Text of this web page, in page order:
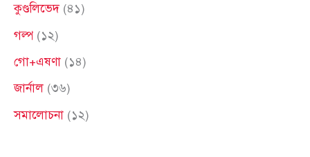
o
:
কুণ্ডলিভেদ(৪১)
গল্প(১২)
গো+এষণা (১৪)
জার্নাল (৩৬)
সমালোচনা (১২)